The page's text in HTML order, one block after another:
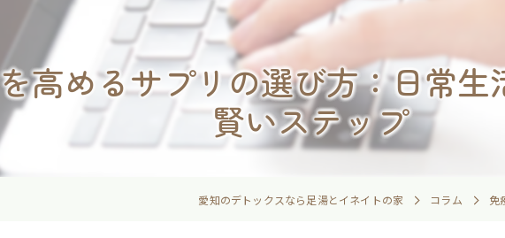
高めるサプリの選び方：日常生
賢いステップ
愛知のデトックスなら足湯とイネイトの家 コラム 免